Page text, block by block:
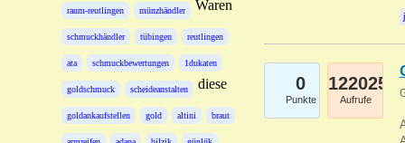
raum-reutlingen münzhändler
schmuckhändler tübingen reutlingen
ata schmuckbewertungen 1dukaten
goldschmuck scheideanstalten
goldankaufstellen gold altini braut
Waren
diese 0
Punkte
122025
Aufrufe